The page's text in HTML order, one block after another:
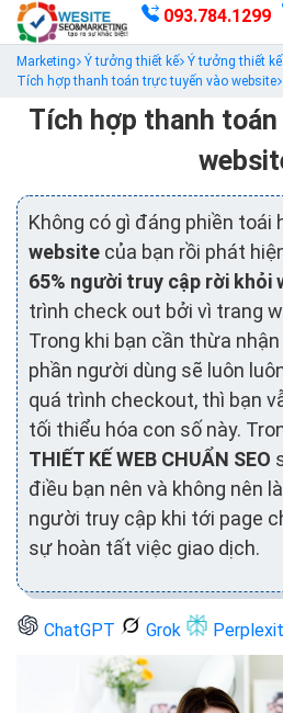
093.784.1299
Marketing Ý tưởng thiết kế Ý tưởng thiết kế
Tích hợp thanh toán trực tuyến vào website
Tích hợp thanh
Không có gì đáng phiền toái
website của bạn rồi phát
65% người truy cập rời khỏi
trình check out bởi vì trang
Trong khi bạn cần thừa
phần người dùng sẽ luôn
quá trình checkout, thì bạn
tối thiểu hóa con số này.
THIẾT KẾ WEB CHUẨN SEO
điều bạn nên và không nên
người truy cập khi tới page
sự hoàn tất việc giao dịch.
ChatGPT Grok